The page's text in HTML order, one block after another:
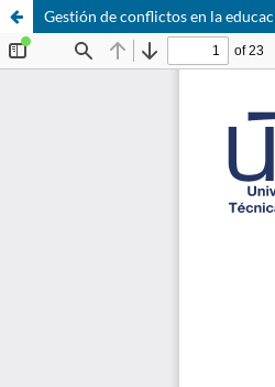
Gestión de conflictos en la